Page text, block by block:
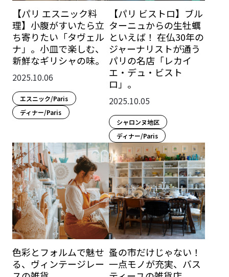
【パリ エスニック料
理】小腹がすいたら立
ち寄りたい「タヴェル
ナ」。小皿で楽しむ、
新鮮なギリシャの味。
2025.10.06
エスニック/Paris
ディナー/Paris
【パリ ビストロ】ブル
ターニュからの生牡蠣
といえば！ 在仏30年の
ジャーナリストが通う
パリの名店「レカイ
エ・デュ・ビスト
ロ」。
2025.10.05
シャロンヌ地区
ディナー/Paris
色彩とフォルムで魅せ
る、ヴィンテージレー
蚤の市だけじゃない！
一点モノが充実、バス